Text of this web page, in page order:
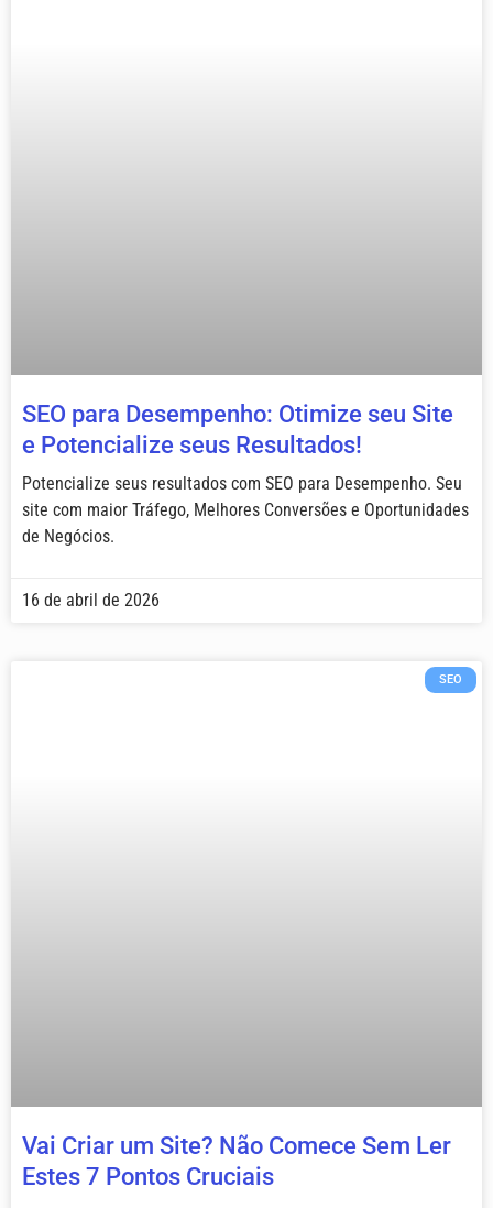
SEO para Desempenho: Otimize seu Site
e Potencialize seus Resultados!
Potencialize seus resultados com SEO para Desempenho. Seu
site com maior Tráfego, Melhores Conversões e Oportunidades
de Negócios.
16 de abril de 2026
SEO
Vai Criar um Site? Não Comece Sem Ler
Estes 7 Pontos Cruciais